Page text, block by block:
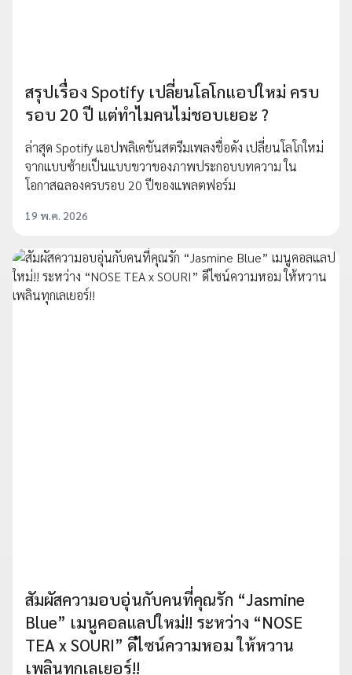
สรุปเรื่อง Spotify เปลี่ยนโลโกแอปใหม่ ครบ
รอบ 20 ปี แต่ทำไมคนไม่ชอบเยอะ ?
ล่าสุด Spotify แอปพลิเคชันสตรีมเพลงชื่อดัง เปลี่ยนโลโกใหม่
จากแบบซ้ายเป็นแบบขวาของภาพประกอบบทความ ใน
โอกาสฉลองครบรอบ 20 ปีของแพลตฟอร์ม
19 พ.ค. 2026
สัมผัสความอบอุ่นกับคนที่คุณรัก “Jasmine
Blue” เมนูคอลแลปใหม่!! ระหว่าง “NOSE
TEA x SOURI” ดีไซน์ความหอม ให้หวาน
เพลินทุกเลเยอร์!!